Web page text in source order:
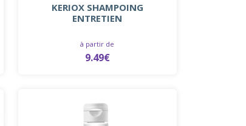
KERIOX SHAMPOING
ENTRETIEN
à partir de
9.49€